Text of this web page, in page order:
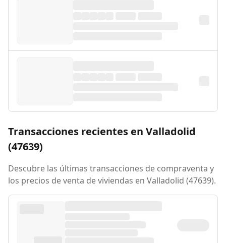
Transacciones recientes en Valladolid
(47639)
Descubre las últimas transacciones de compraventa y
los precios de venta de viviendas en Valladolid (47639).